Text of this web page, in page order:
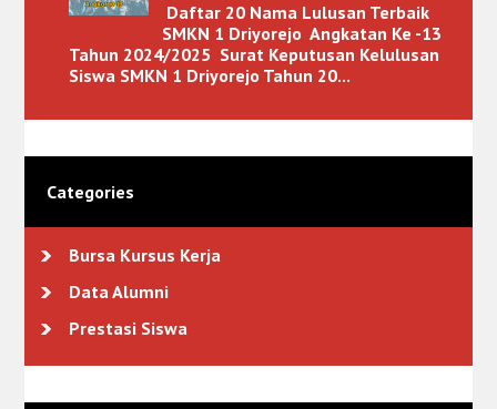
Daftar 20 Nama Lulusan Terbaik
SMKN 1 Driyorejo Angkatan Ke -13
Tahun 2024/2025 Surat Keputusan Kelulusan
Siswa SMKN 1 Driyorejo Tahun 20...
Categories
Bursa Kursus Kerja
Data Alumni
Prestasi Siswa